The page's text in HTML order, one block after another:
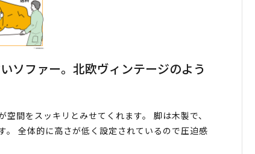
ソファー。北欧ヴィンテージのよう
間をスッキリとみせてくれます。 脚は木製で、
。 全体的に高さが低く設定されているので圧迫感